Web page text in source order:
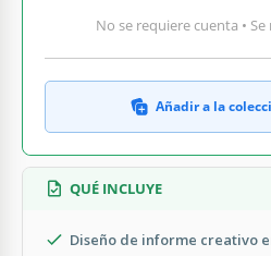
No se requiere cuenta •
Añadir a la
QUÉ INCLUYE
Diseño de informe creativo